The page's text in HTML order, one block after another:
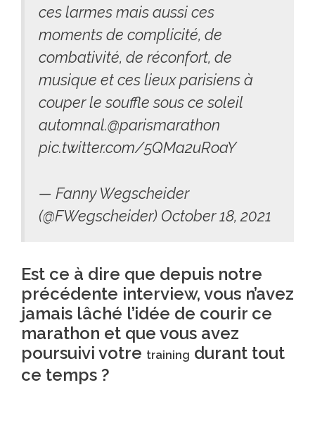
ces larmes mais aussi ces
moments de complicité, de
combativité, de réconfort, de
musique et ces lieux parisiens à
couper le souffle sous ce soleil
automnal.@parismarathon
pic.twitter.com/5QMa2uRoaY
— Fanny Wegscheider
(@FWegscheider) October 18, 2021
Est ce à dire que depuis notre
précédente interview, vous n’avez
jamais lâché l’idée de courir ce
marathon et que vous avez
poursuivi votre training durant tout
ce temps ?